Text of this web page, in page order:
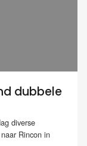
dubbele
diverse
Rincon in